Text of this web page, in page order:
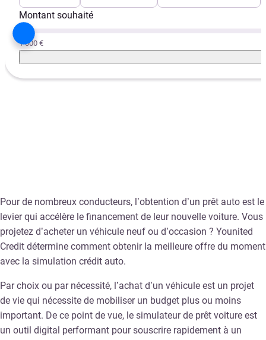
Montant souhaité
1 000 €
Pour de nombreux conducteurs, l’obtention d’un prêt auto est le
levier qui accélère le financement de leur nouvelle voiture. Vous
projetez d’acheter un véhicule neuf ou d’occasion ? Younited
Credit détermine comment obtenir la meilleure offre du moment
avec la simulation crédit auto.
Par choix ou par nécessité, l’achat d’un véhicule est un projet
de vie qui nécessite de mobiliser un budget plus ou moins
important. De ce point de vue, le simulateur de prêt voiture est
un outil digital performant pour souscrire rapidement à un